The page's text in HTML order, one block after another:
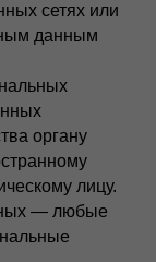
сетях или
данным
органу
лицу.
— любые